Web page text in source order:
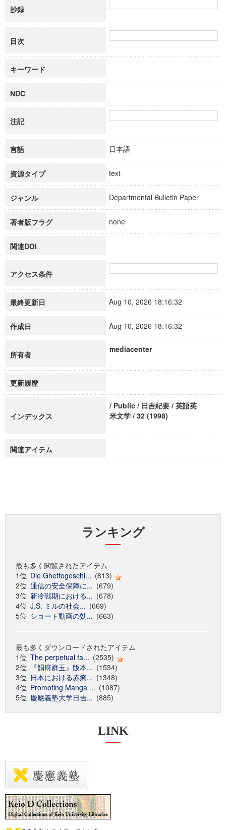
抄録
目次
キーワード
NDC
注記
言語 日本語
資源タイプ text
ジャンル Departmental Bulletin Paper
著者版フラグ none
関連DOI
アクセス条件
最終更新日 Aug 10, 2026 18:16:32
作成日 Aug 10, 2026 18:16:32
所有者
mediacenter
更新履歴
インデックス
/ Public / 日吉紀要 / 英語英
米文学 / 32 (1998)
関連アイテム
ランキング
最も多く閲覧されたアイテム
1位 Die Ghettogeschi... (813)
2位 通信の安全保障に... (679)
3位 新冷戦期における... (678)
4位 J.S. ミルの社会... (669)
5位 ショート動画の効... (663)
最も多くダウンロードされたアイテム
1位 The perpetual fa... (2535)
2位
『韻府群玉』版本... (1534)
3位 日本における赤痢... (1348)
4位 Promoting Manga ... (1087)
5位 慶應義塾大学日吉... (885)
LINK